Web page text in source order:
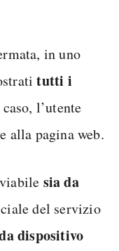
in uno
tutti i
l’utente
alla pagina web.
sia da
del servizio
dispositivo